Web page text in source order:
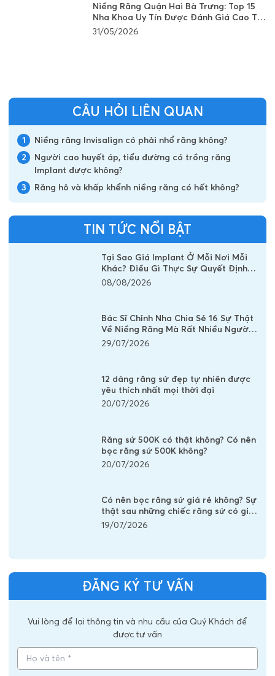
Niềng Răng Quận Hai Bà Trưng: Top 15
Nha Khoa Uy Tín Được Đánh Giá Cao Tại
Hà Nội
31/05/2026
CÂU HỎI LIÊN QUAN
1
Niềng răng Invisalign có phải nhổ răng không?
2
Người cao huyết áp, tiểu đường có trồng răng
Implant được không?
3
Răng hô và khấp khểnh niềng răng có hết không?
TIN TỨC NỔI BẬT
Tại Sao Giá Implant Ở Mỗi Nơi Mỗi
Khác? Điều Gì Thực Sự Quyết Định
Chi Phí Một Chiếc Răng Implant
08/08/2026
Bác Sĩ Chỉnh Nha Chia Sẻ 16 Sự Thật
Về Niềng Răng Mà Rất Nhiều Người
Vẫn Đang Hiểu Sai
29/07/2026
12 dáng răng sứ đẹp tự nhiên được
yêu thích nhất mọi thời đại
20/07/2026
Răng sứ 500K có thật không? Có nên
bọc răng sứ 500K không?
20/07/2026
Có nên bọc răng sứ giá rẻ không? Sự
thật sau những chiếc răng sứ có giá
vài trăm nghìn
19/07/2026
ĐĂNG KÝ TƯ VẤN
Vui lòng để lại thông tin và nhu cầu của Quý Khách để
được tư vấn